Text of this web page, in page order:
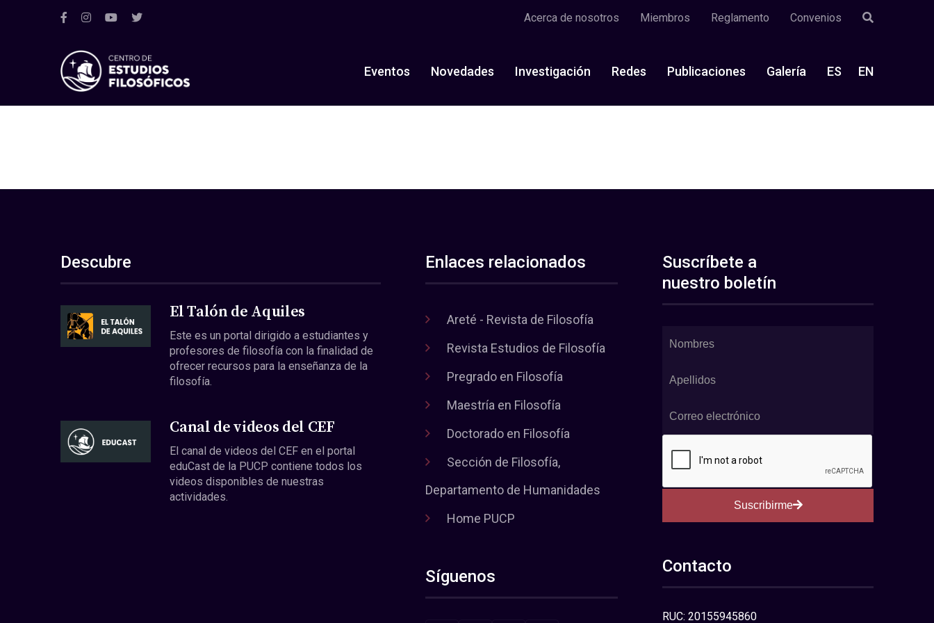
Acerca de nosotros Miembros Reglamento Convenios
Eventos Novedades Investigación Redes Publicaciones Galería ES EN
Descubre
El Talón de Aquiles
Este es un portal dirigido a estudiantes y
profesores de filosofía con la finalidad de
ofrecer recursos para la enseñanza de la
filosofía.
Canal de videos del CEF
El canal de videos del CEF en el portal
eduCast de la PUCP contiene todos los
videos disponibles de nuestras
actividades.
Enlaces relacionados
Areté - Revista de Filosofía
Revista Estudios de Filosofía
Pregrado en Filosofía
Maestría en Filosofía
Doctorado en Filosofía
Sección de Filosofía,
Departamento de Humanidades
Home PUCP
Síguenos
Suscríbete a
nuestro boletín
Suscribirme
Contacto
RUC: 20155945860